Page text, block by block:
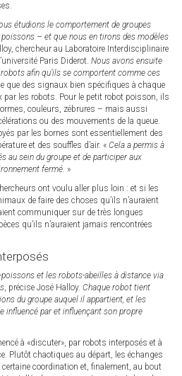
étudions le comportement de groupes
poissons – et que nous en tirons des modèles
chercheur au Laboratoire Interdisciplinaire
Paris Diderot. Nous avons ensuite
afin qu’ils se comportent comme ces
que des signaux bien spécifiques à chaque
par les robots. Pour le petit robot poisson, ils
couleurs, zébrures – mais aussi
ou des mouvements de la queue.
par les bornes sont essentiellement des
et des souffles d’air. « Cela a permis à
au sein du groupe et de participer aux
fermé. »
ont voulu aller plus loin : et si les
de faire des choses qu’ils n’auraient
communiquer sur de très longues
qu’ils n’auraient jamais rencontrées
et les robots-abeilles à distance via
, précise José Halloy. Chaque robot tient
du groupe auquel il appartient, et les
influencé par et influençant son propre
à «discuter», par robots interposés et à
Plutôt chaotiques au départ, les échanges
coordination et, finalement, au bout